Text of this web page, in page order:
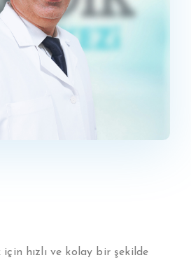
için hızlı ve kolay bir şekilde